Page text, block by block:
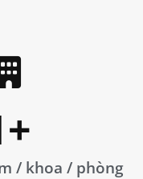
/ khoa / phòng
+